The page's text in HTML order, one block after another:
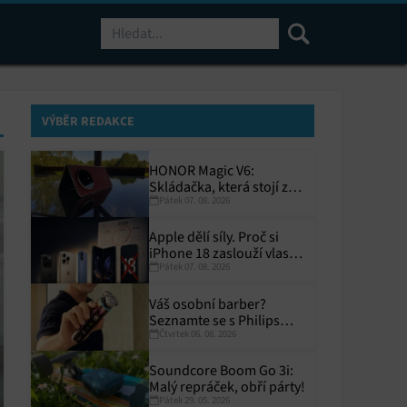
VÝBĚR REDAKCE
HONOR Magic V6:
Skládačka, která stojí za
toPátek 07. 08. 2026
Apple dělí síly. Proč si
iPhone 18 zaslouží vlastní
termín?
Pátek 07. 08. 2026
Váš osobní barber?
Seznamte se s Philips
i9000 Prestige Ultra
Čtvrtek 06. 08. 2026
Soundcore Boom Go 3i:
Malý repráček, obří párty!
Pátek 29. 05. 2026